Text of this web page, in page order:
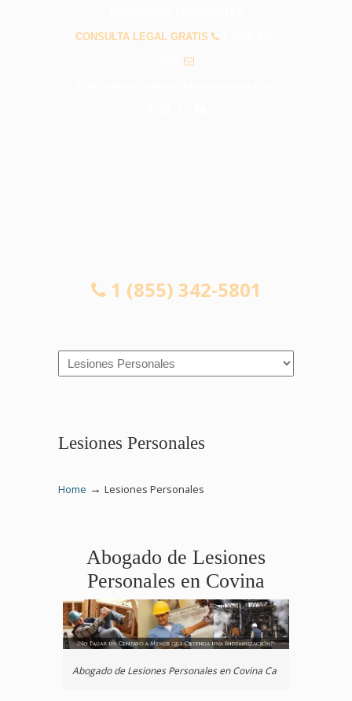
CONSULTA LEGAL GRATIS
1 (855) 342-5801
Navigation
Lesiones Personales
Home → Lesiones Personales
Abogado de Lesiones
Personales en Covina
Abogado de Lesiones Personales en Covina Ca